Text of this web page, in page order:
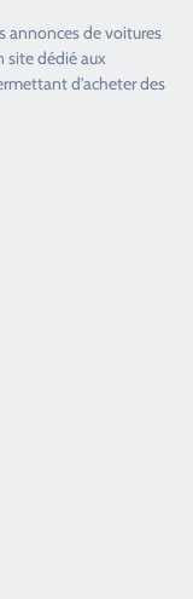
annonces devoitures
site dédié aux
d’acheter des